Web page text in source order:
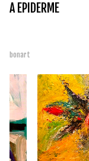
A EPIDERME
bonart